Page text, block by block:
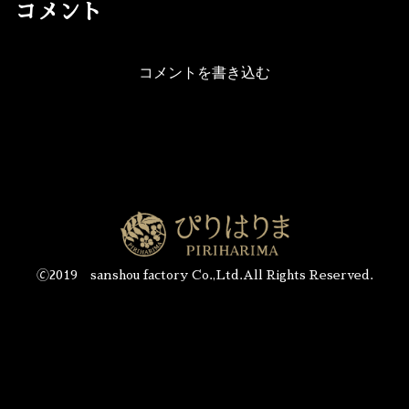
コメント
コメントを書き込む
🄫2019 sanshou factory Co.,Ltd.All Rights Reserved.